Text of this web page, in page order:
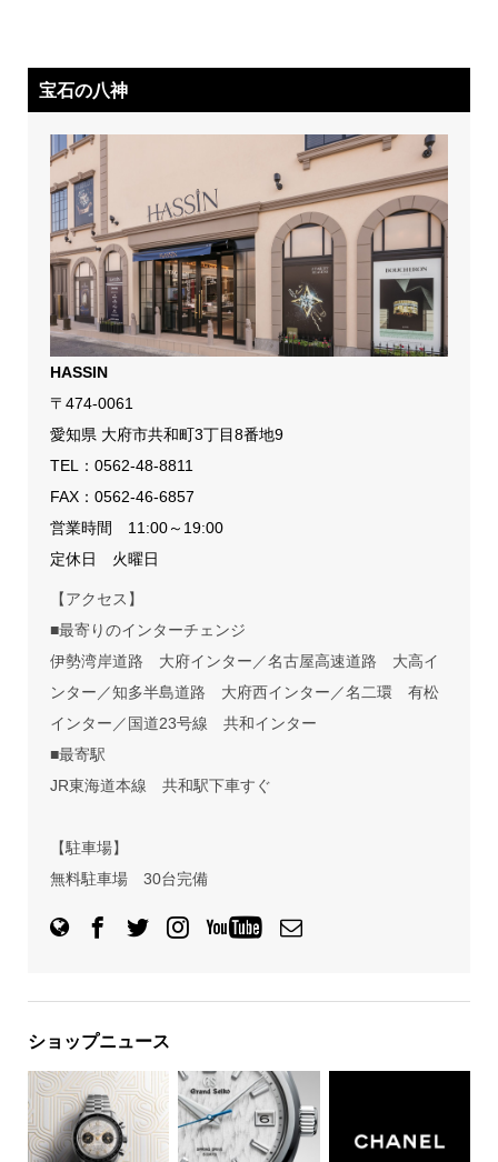
宝石の八神
HASSIN
〒474-0061
愛知県 大府市共和町3丁目8番地9
TEL： 0562-48-8811
FAX：0562-46-6857
営業時間 11:00～19:00
定休日 火曜日
【アクセス】
■最寄りのインターチェンジ
伊勢湾岸道路 大府インター／名古屋高速道路 大高イ
ンター／知多半島道路 大府西インター／名二環 有松
インター／国道23号線 共和インター
■最寄駅
JR東海道本線 共和駅下車すぐ
【駐車場】
無料駐車場 30台完備
ショップニュース